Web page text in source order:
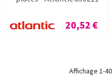
Prix
20,52 €
Affichage 1-